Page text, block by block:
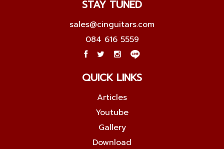
STAY TUNED
sales@cinguitars.com
084 616 5559
QUICK LINKS
Articles
Youtube
Gallery
Download